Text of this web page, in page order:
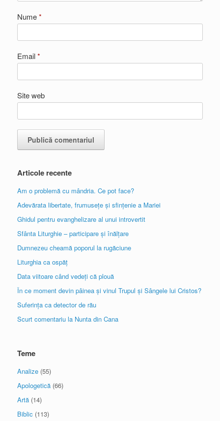
Nume*
Email*
Site web
Articole recente
Am o problemă cu mândria. Ce pot face?
Adevărata libertate, frumusețe și sfințenie a Mariei
Ghidul pentru evanghelizare al unui introvertit
Sfânta Liturghie – participare și înălțare
Dumnezeu cheamă poporul la rugăciune
Liturghia ca ospăț
Data viitoare când vedeți că plouă
În ce moment devin pâinea și vinul Trupul și Sângele lui Cristos?
Suferința ca detector de rău
Scurt comentariu la Nunta din Cana
Teme
Analize (55)
Apologetică (66)
Artă (14)
Biblic (113)